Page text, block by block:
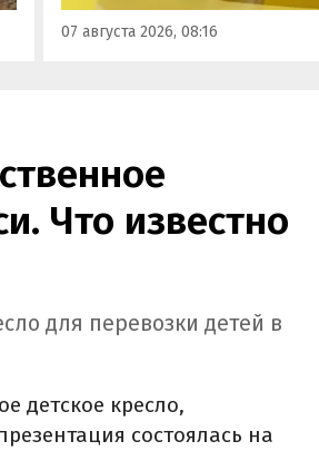
дня» в ходе мониторинга
прайс-листов марки.
07 августа 2026, 08:16
Что известно
для перевозки детей в
детское кресло,
состоялась на